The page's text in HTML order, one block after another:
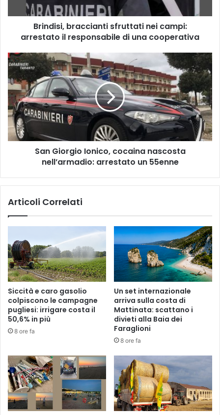
responsabile
di
cooperativa
Brindisi, braccianti sfruttati nei campi:
arrestato il responsabile di una cooperativa
San
Giorgio
Ionico,
cocaina
nascosta
nell’armadio:
arrestato
un
55enne
San Giorgio Ionico, cocaina nascosta
nell’armadio: arrestato un 55enne
Articoli Correlati
Siccità e caro gasolio
colpiscono le campagne
pugliesi: irrigare costa il
50,6% in più
8 ore fa
Un set internazionale
arriva sulla costa di
Mattinata: scattano i
divieti alla Baia dei
Faraglioni
8 ore fa